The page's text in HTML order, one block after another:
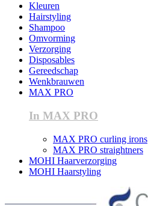
Kleuren
Hairstyling
Shampoo
Omvorming
Verzorging
Disposables
Gereedschap
Wenkbrauwen
MAX PRO
In MAX PRO
MAX PRO curling irons
MAX PRO straightners
MOHI Haarverzorging
MOHI Haarstyling